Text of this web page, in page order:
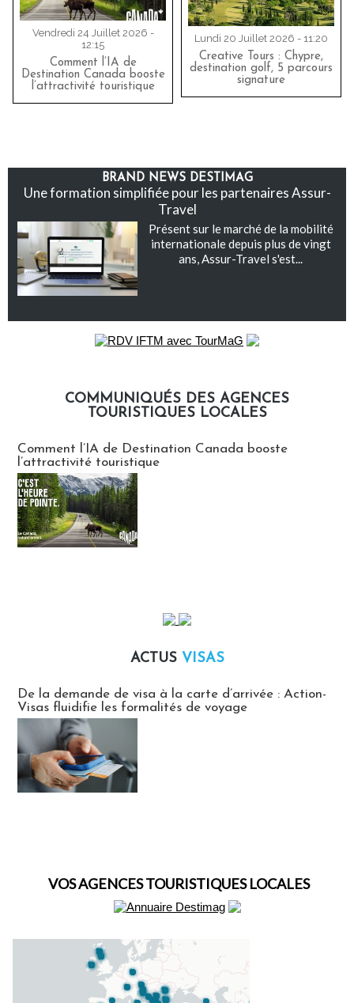
Vendredi 24 Juillet 2026 -
12:15
Comment l’IA de
Destination Canada booste
l’attractivité touristique
Lundi 20 Juillet 2026 - 11:20
Creative Tours : Chypre,
destination golf, 5 parcours
signature
BRAND NEWS DESTIMAG
Une formation simplifiée pour les partenaires Assur-
Travel
Présent sur le marché de la mobilité
internationale depuis plus de vingt
ans, Assur-Travel s'est...
COMMUNIQUÉS DES AGENCES
TOURISTIQUES LOCALES
Comment l’IA de Destination Canada booste
l’attractivité touristique
ACTUS VISAS
De la demande de visa à la carte d’arrivée : Action-
Visas fluidifie les formalités de voyage
VOS AGENCES TOURISTIQUES LOCALES